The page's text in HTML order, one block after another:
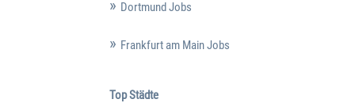
Dortmund Jobs
Frankfurt am Main Jobs
Top Städte